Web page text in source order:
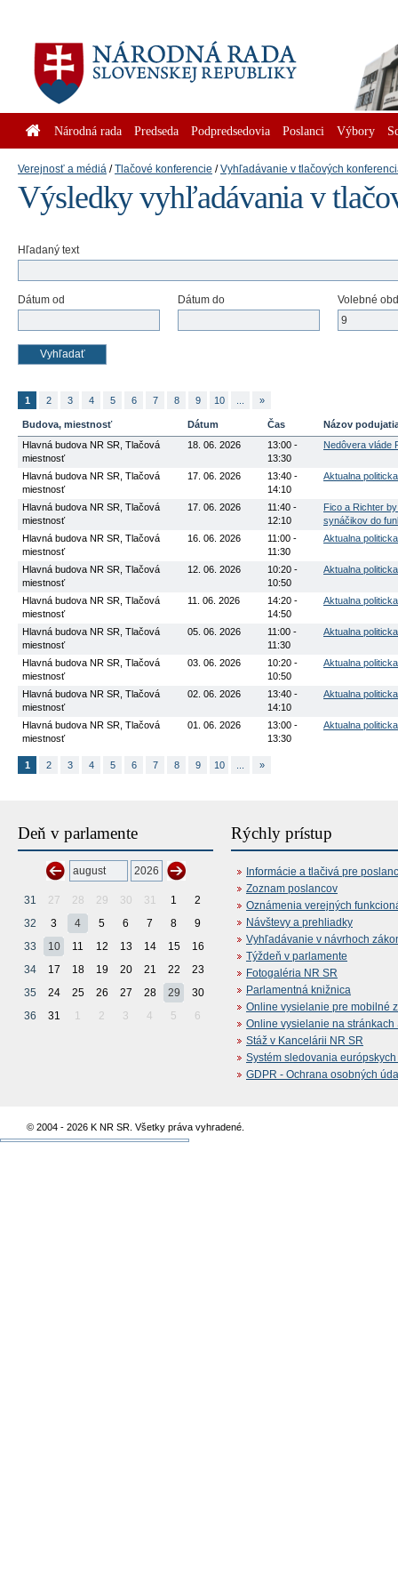
Národná rada Predseda Podpredsedovia Poslanci Výbory
Verejnosť a médiá Tlačové konferencie Vyhľadávanie v tlačových
Výsledky vyhľadávania v
Hľadaný text
Dátum od Dátum do Volebné
1 2 3 4 5 6 7 8 9 10 »
Budova, miestnosť Dátum Čas
Názov
Hlavná budova NR SR, Tlačová
miestnosť
18. 06. 2026
13:00 -
13:30
Nedôvera vláde
Hlavná budova NR SR, Tlačová
miestnosť
17. 06. 2026
13:40 -
14:10
Aktualna
Hlavná budova NR SR, Tlačová
miestnosť
17. 06. 2026
11:40 -
12:10
Fico a Richter
synáčikov do
Hlavná budova NR SR, Tlačová
miestnosť
16. 06. 2026
11:00 -
11:30
Aktualna
Hlavná budova NR SR, Tlačová
miestnosť
12. 06. 2026
10:20 -
10:50
Aktualna
Hlavná budova NR SR, Tlačová
miestnosť
11. 06. 2026
14:20 -
14:50
Aktualna
Hlavná budova NR SR, Tlačová
miestnosť
05. 06. 2026
11:00 -
11:30
Aktualna
Hlavná budova NR SR, Tlačová
miestnosť
03. 06. 2026
10:20 -
10:50
Aktualna
Hlavná budova NR SR, Tlačová
miestnosť
02. 06. 2026
13:40 -
14:10
Aktualna
Hlavná budova NR SR, Tlačová
miestnosť
01. 06. 2026
13:00 -
13:30
Aktualna
1 2 3 4 5 6 7 8 9 10 »
Deň v parlamente
31 27 28 29 30 31 1
2
32
3 4 5 6 7 8
9
33
10 11 12 13 14 15
16
34
17 18 19 20 21 22
23
35
24 25 26 27 28 29
30
36
31 1 2 3 4 5 6
Rýchly prístup
Informácie a tlačivá pre
Zoznam poslancov
Oznámenia verejných
Návštevy a prehliadky
Vyhľadávanie v návrhoch
Týždeň v parlamente
Fotogaléria NR SR
Parlamentná knižnica
Online vysielanie pre mobilné
Online vysielanie na stránkach
Stáž v Kancelárii NR SR
Systém sledovania
GDPR - Ochrana osobných
© 2004 - 2026 K NR SR. Všetky práva vyhradené.